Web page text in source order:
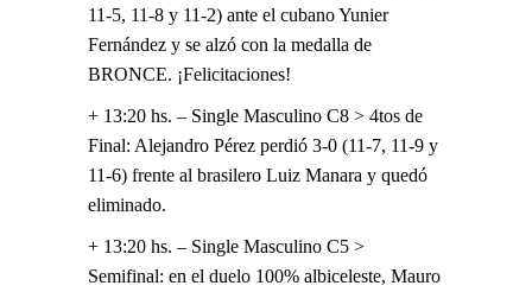
11-5, 11-8 y 11-2) ante el cubano Yunier
Fernández y se alzó con la medalla de
BRONCE. ¡Felicitaciones!
+ 13:20 hs. – Single Masculino C8 > 4tos de
Final: Alejandro Pérez perdió 3-0 (11-7, 11-9 y
11-6) frente al brasilero Luiz Manara y quedó
eliminado.
+ 13:20 hs. – Single Masculino C5 >
Semifinal: en el duelo 100% albiceleste, Mauro